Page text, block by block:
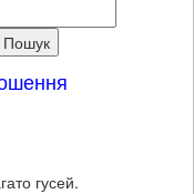
гусей.